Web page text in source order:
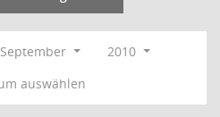
September
2010
auswählen